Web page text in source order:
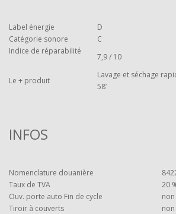
Label énergie
D
Catégorie sonore
C
Indice de réparabilité
7,9 / 10
Le + produit
Lavage et séchage
58’
INFOS
Nomenclature douanière
Taux de TVA
20
Ouv. porte auto Fin de cycle
non
Tiroir à couverts
non